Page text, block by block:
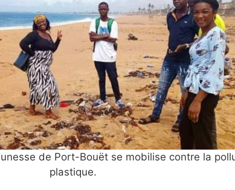
de Port-Bouët se mobilise contre la
plastique.